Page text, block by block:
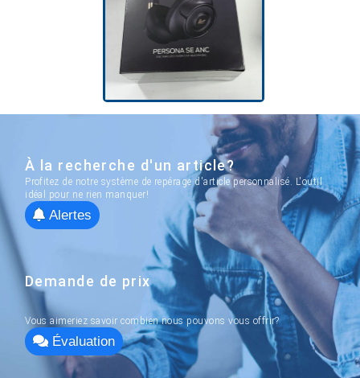
À la recherche d'un article?
Profitez de notre système de repérage d'article personnalisé. L'outil
idéal pour ne rien manquer!
Alertes
Demande de prix
Vous aimeriez savoir combien nous pouvons vous offrir?
Évaluation